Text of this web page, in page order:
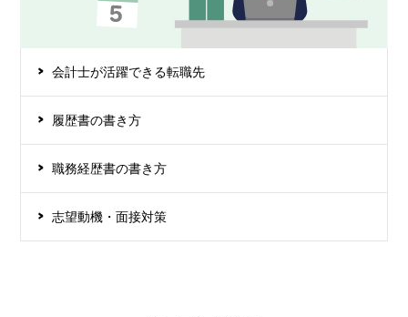
会計士が活躍できる転職先
履歴書の書き方
職務経歴書の書き方
志望動機・面接対策